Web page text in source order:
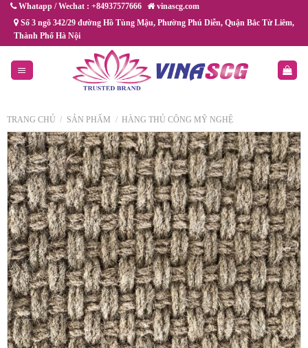
ChuyểnWhatapp / Wechat : +84937577666
vinascg.com
Số 3 ngõ 342/29 đường Hồ Tùng Mậu, Phường Phú Diễn, Quận Bắc Từ Liêm,
Thành Phố Hà Nội
TRANG CHỦ / SẢN PHẨM / HÀNG THỦ CÔNG MỸ NGHỆ